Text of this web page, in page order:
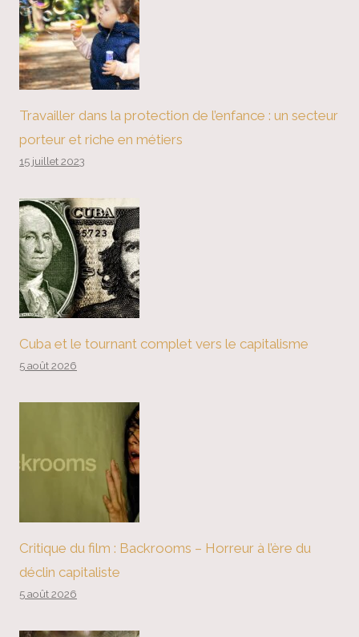
Travailler dans la protection de l’enfance : un secteur
porteur et riche en métiers
15 juillet 2023
Cuba et le tournant complet vers le capitalisme
5 août 2026
Critique du film : Backrooms – Horreur à l’ère du
déclin capitaliste
5 août 2026